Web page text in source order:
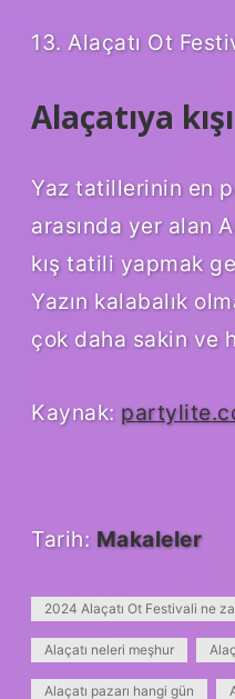
13. Alaçatı Ot
Alaçatıya
Yaz tatillerinin en
arasında yer alan
kış tatili yapmak
Yazın kalabalık
çok daha sakin ve
Kaynak:
Tarih: Makaleler
2024 Alaçatı Ot Festivali ne
Alaçatı neleri meşhur
Alaçatı pazarı hangi gün